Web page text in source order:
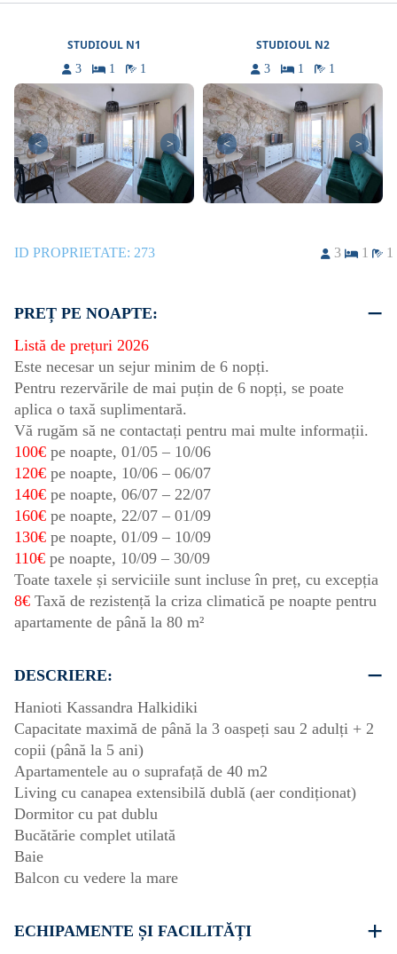
STUDIOUL N1
3 1 1
< >
STUDIOUL N2
3 1 1
< >
ID PROPRIETATE: 273 3 1 1
PREȚ PE NOAPTE:
Listă de prețuri 2026
Este necesar un sejur minim de 6 nopți.
Pentru rezervările de mai puțin de 6 nopți, se poate
aplica o taxă suplimentară.
Vă rugăm să ne contactați pentru mai multe informații.
100€ pe noapte, 01/05 – 10/06
120€ pe noapte, 10/06 – 06/07
140€ pe noapte, 06/07 – 22/07
160€ pe noapte, 22/07 – 01/09
130€ pe noapte, 01/09 – 10/09
110€ pe noapte, 10/09 – 30/09
Toate taxele și serviciile sunt incluse în preț, cu excepția
8€ Taxă de rezistență la criza climatică pe noapte pentru
apartamente de până la 80 m²
DESCRIERE:
Hanioti Kassandra Halkidiki
Capacitate maximă de până la 3 oaspeți sau 2 adulți + 2
copii (până la 5 ani)
Apartamentele au o suprafață de 40 m2
Living cu canapea extensibilă dublă (aer condiționat)
Dormitor cu pat dublu
Bucătărie complet utilată
Baie
Balcon cu vedere la mare
ECHIPAMENTE ȘI FACILITĂȚI